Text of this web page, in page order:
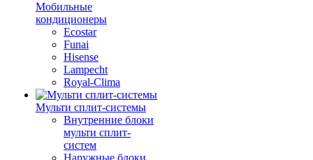
Мобильные
кондиционеры
Ecostar
Funai
Hisense
Lampecht
Royal-Clima
Мульти сплит-системы
Внутренние блоки
мульти сплит-
систем
Наружные блоки